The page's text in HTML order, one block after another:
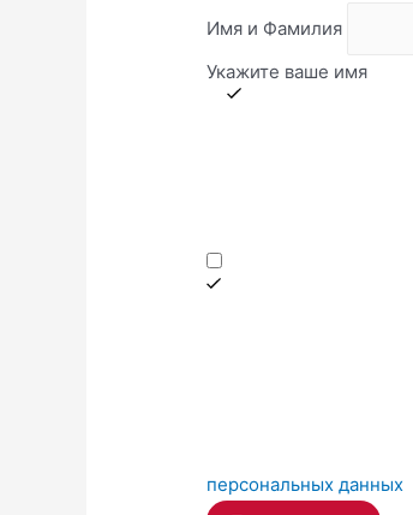
Имя и Фамилия
Укажите ваше имя
персональных данных